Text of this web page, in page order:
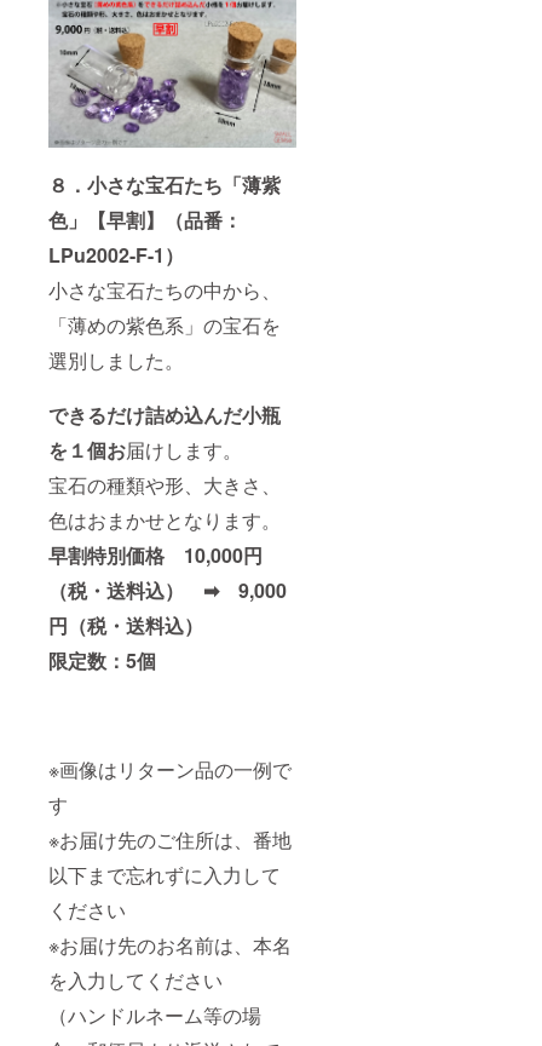
８．小さな宝石たち「薄紫
色」【早割】（品番：
LPu2002-F-1）
小さな宝石たちの中から、
「薄めの紫色系」の宝石を
選別しました。
できるだけ詰め込んだ小瓶
を１個お届けします。
宝石の種類や形、大きさ、
色はおまかせとなります。
早割特別価格 10,000円
（税・送料込） ➡ 9,000
円（税・送料込）
限定数：5個
※画像はリターン品の一例で
す
※お届け先のご住所は、番地
以下まで忘れずに入力して
ください
※お届け先のお名前は、本名
を入力してください
（ハンドルネーム等の場